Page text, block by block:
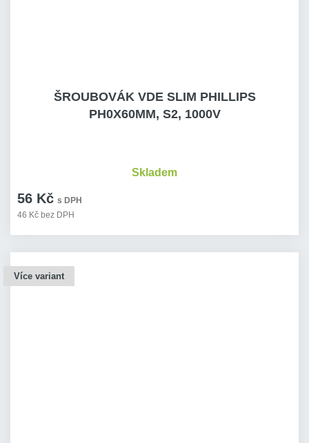
ŠROUBOVÁK VDE SLIM PHILLIPS
PH0X60MM, S2, 1000V
56 Kč s DPH
46 Kč bez DPH
Skladem
Více variant